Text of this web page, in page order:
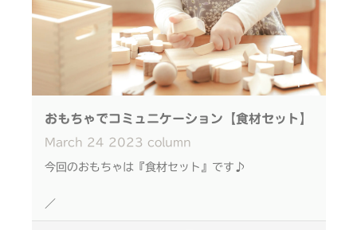
https://forms.gle/cdfGDHEBYPU73Q6a6
※当選のご連絡は4/14(金)14時頃を予定しており
皆様のご応募、お待ちしております！
▼IKONIH 食材セット 商品ページ
https://ikonih.jp/item/numbertower/
=============
IKONIHは国産檜を使った
IKONIHのおもちゃは、
遊びを通してお子様の成長に気づいたり、
おもちゃでコミュニケーション【食材セット】
March 24 2023 column
今回のおもちゃは『食材セット』です♪
／
こどもとの、